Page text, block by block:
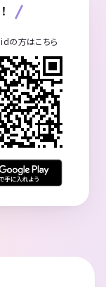
の方はこちら